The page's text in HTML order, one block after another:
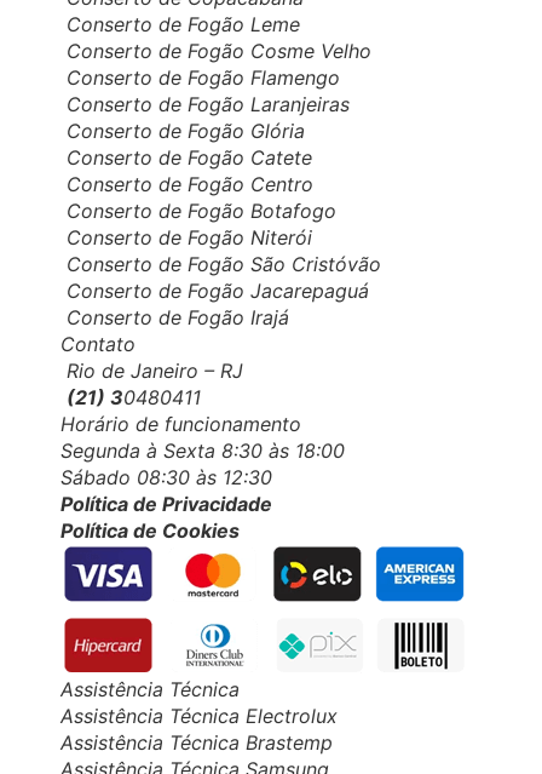
Conserto de Fogão Leme
Conserto de Fogão Cosme Velho
Conserto de Fogão Flamengo
Conserto de Fogão Laranjeiras
Conserto de Fogão Glória
Conserto de Fogão Catete
Conserto de Fogão Centro
Conserto de Fogão Botafogo
Conserto de Fogão Niterói
Conserto de Fogão São Cristóvão
Conserto de Fogão Jacarepaguá
Conserto de Fogão Irajá
Contato
Rio de Janeiro – RJ
(21) 30480411
Horário de funcionamento
Segunda à Sexta 8:30 às 18:00
Sábado 08:30 às 12:30
Política de Privacidade
Política de Cookies
Assistência Técnica
Assistência Técnica Electrolux
Assistência Técnica Brastemp